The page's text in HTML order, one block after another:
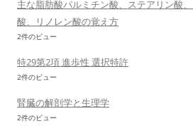
主な脂肪酸パルミチン酸、ステアリン酸
酸、リノレン酸の覚え方
2件のビュー
特29第2項 進歩性 選択特許
2件のビュー
腎臓の解剖学と生理学
2件のビュー